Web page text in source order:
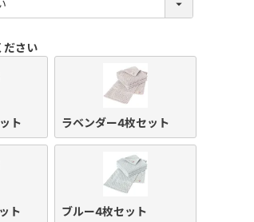
ださい
ト ラベンダー4枚セット
ト ブルー4枚セット